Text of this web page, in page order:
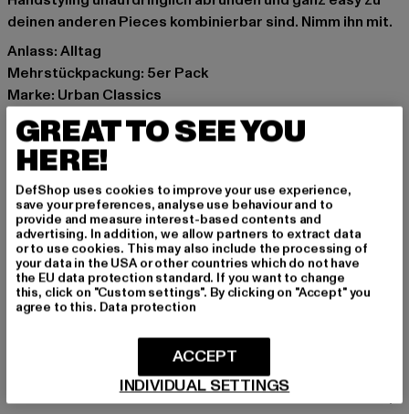
deinen anderen Pieces kombinierbar sind. Nimm ihn mit.
Anlass: Alltag
Mehrstückpackung: 5er Pack
Marke: Urban Classics
Kat.: Rings
Farbe: goldfarben
Hersteller Farbe: gold
Materialzusammensetzung: 50% Zink, 50% Kupfer
Art.Nr: TB6503-00109
Hersteller: TB International GmbH |info@tbint.de
Dr.-Robert-Murjahn-Straße 7 | 64372 Ober-Ramstadt |
DE
GRÖSSE & PASSFORM
PFLEGEHINWEISE
GREAT TO SEE YOU
HERE!
DefShop uses cookies to improve your use experience,
save your preferences, analyse use behaviour and to
provide and measure interest-based contents and
advertising. In addition, we allow partners to extract data
or to use cookies. This may also include the processing of
your data in the USA or other countries which do not have
the EU data protection standard. If you want to change
this, click on "Custom settings". By clicking on "Accept" you
agree to this. Data protection
INDIVIDUAL SETTINGS
ACCEPT